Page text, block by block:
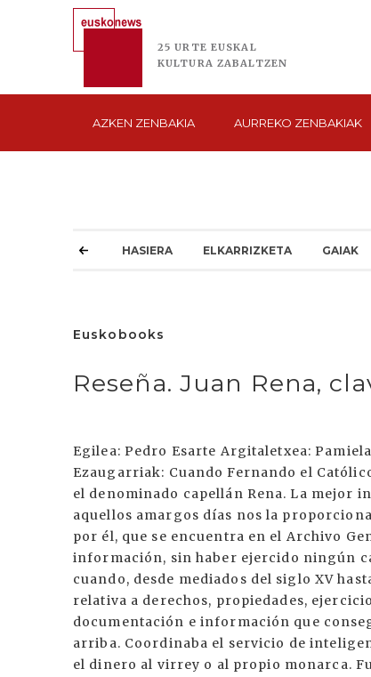
25 URTE EUSKAL
KULTURA ZABALTZEN
AZKEN ZENBAKIA AURREKO ZENBAKIAK
HASIERA ELKARRIZKETA GAIAK
Euskobooks
Reseña. Juan Rena,
Egilea: Pedro Esarte Argitaletxea:
Ezaugarriak: Cuando Fernando el
el denominado capellán Rena. La mejor
aquellos amargos días nos la
por él, que se encuentra en el Archivo
información, sin haber ejercido ningún
cuando, desde mediados del siglo XV
relativa a derechos, propiedades,
documentación e información que
arriba. Coordinaba el servicio de
el dinero al virrey o al propio monarca.